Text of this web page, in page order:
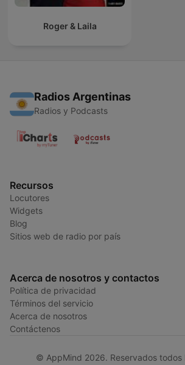
Roger & Laila
Radios Argentinas
Radios y Podcasts
Recursos
Locutores
Widgets
Blog
Sitios web de radio por país
Acerca de nosotros y contactos
Política de privacidad
Términos del servicio
Acerca de nosotros
Contáctenos
© AppMind 2026. Reservados todos